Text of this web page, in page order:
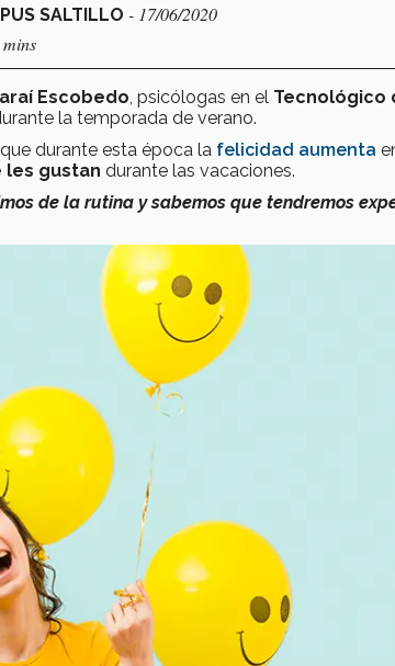
SALTILLO - 17/06/2020
Escobedo , psicólogas en el Tecnológico
la temporada de verano.
durante esta época la felicidad aumenta
les gustan durante las vacaciones.
de la rutina y sabemos que tendremos